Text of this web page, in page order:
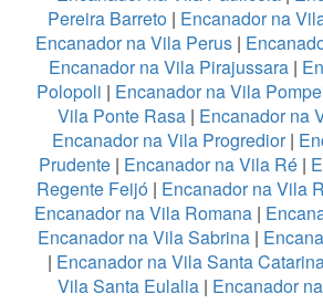
Pereira Barreto| Encanador na
Encanador na Vila Perus|
Encanador na Vila Pirajussara|
Polopoli | Encanador na Vila
Vila Ponte Rasa| Encanador na
Encanador na Vila Progredior|
Prudente | Encanador na Vila Ré |
Regente Feijó | Encanador na Vila
Encanador na Vila Romana|
Encanador na Vila Sabrina|
| Encanador na Vila Santa
Vila Santa Eulalia | Encanador